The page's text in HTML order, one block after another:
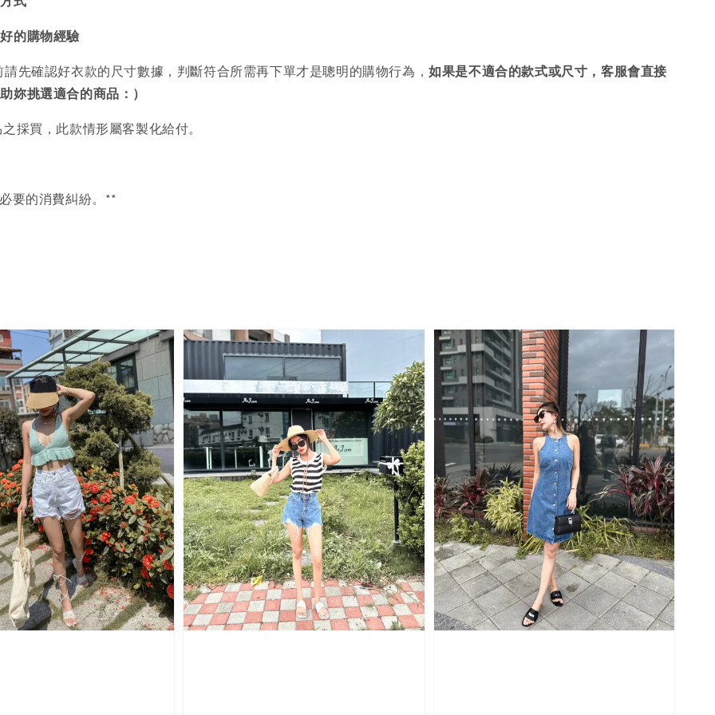
的購物經驗
請先確認好衣款的尺寸數據，判斷符合所需再下單才是聰明的購物行為，如果是不適合的款式或尺寸，客服會直接
妳挑選適合的商品：）
採買，此款情形屬客製化給付。
要的消費糾紛。**